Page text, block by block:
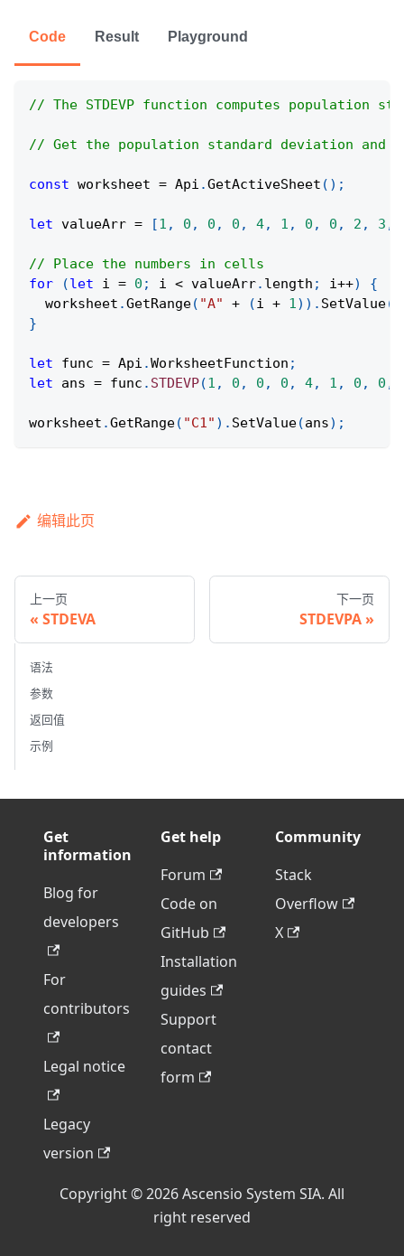
Code Result Playground
// The STDEVP function computes
// Get the population standard deviation
const worksheet = Api .GetActiveSheet ( ) ;
let valueArr = [1 , 0 , 0 , 0 , 4, 1 , 0 , 0 , 2 , 3 ,
// Place the numbers in cells
for
(let i = 0 ; i < valueArr. length ; i++)
{
  worksheet
.GetRange( "A" + (i + 1) ) . SetValue(
}
let func = Api .WorksheetFunction ;
let ans = func . STDEVP(1 , 0 , 0 , 0 , 4, 1 , 0 , 0 ,
worksheet .GetRange( "C1" ) . SetValue(ans) ;
编辑此页
上一页
STDEVA
下一页
STDEVPA
语法
参数
返回值
示例
Get
information
Blog for
developers
For
contributors
Legal notice
Legacy
version
Get help
Forum
Code on
GitHub
Installation
guides
Support
contact
form
Community
Stack
Overflow
X
Copyright © 2026 Ascensio System SIA. All
right reserved